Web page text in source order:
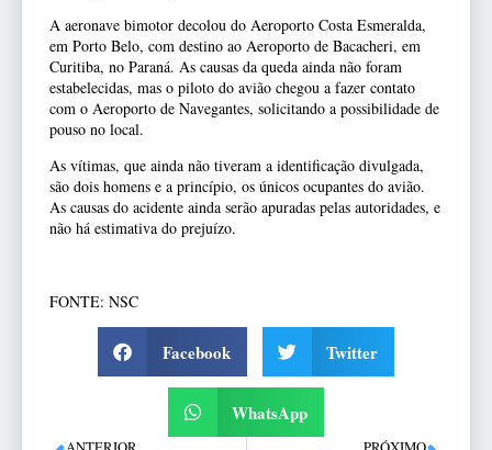
A aeronave bimotor decolou do Aeroporto Costa Esmeralda,
em Porto Belo, com destino ao Aeroporto de Bacacheri, em
Curitiba, no Paraná. As causas da queda ainda não foram
estabelecidas, mas o piloto do avião chegou a fazer contato
com o Aeroporto de Navegantes, solicitando a possibilidade de
pouso no local.
As vítimas, que ainda não tiveram a identificação divulgada,
são dois homens e a princípio, os únicos ocupantes do avião.
As causas do acidente ainda serão apuradas pelas autoridades, e
não há estimativa do prejuízo.
FONTE: NSC
Facebook Twitter
WhatsApp